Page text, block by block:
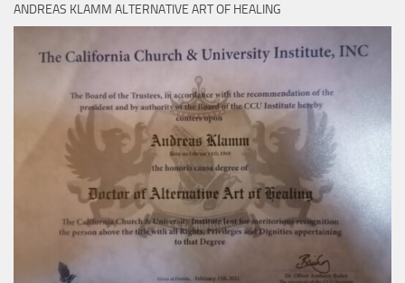
ANDREAS KLAMM ALTERNATIVE ART OF HEALING